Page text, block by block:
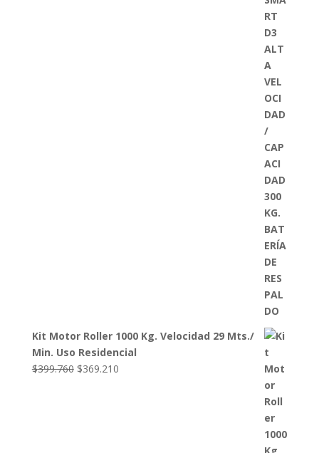
Kit Motor Roller 1000 Kg. Velocidad 29 Mts./
Min. Uso Residencial
$399.760 El
$369.210El